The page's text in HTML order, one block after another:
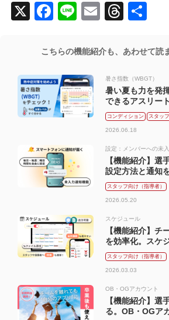
X Facebook
LineEmail
こちらの機能紹介も、あわせて読
暑さ指数（WBGT）
暑い夏も力を発
できるアスリー
コンディション
スタッ
メンバー向け（選手）
2026.06.18
設定：メンバーへの未
【機能紹介】選
設定方法と通知
テクニック
スタッフ向け（指導者）
2026.05.20
スケジュール
【機能紹介】チ
を効率化。スケ
説
スタッフ向け（指導者）
2026.03.03
OB・OGアカウント
【機能紹介】選
る。OB・OGア